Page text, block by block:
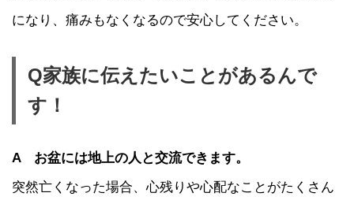
になり、痛みもなくなるので安心してください。
Q家族に伝えたいことがあるんで
す！
A お盆には地上の人と交流できます。
突然亡くなった場合、心残りや心配なことがたくさん